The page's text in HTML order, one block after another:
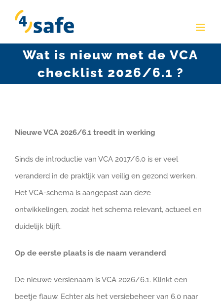
content
Wat is nieuw met de VCA
checklist 2026/6.1 ?
Nieuwe VCA 2026/6.1 treedt in werking
Sinds de introductie van VCA 2017/6.0 is er veel
veranderd in de praktijk van veilig en gezond werken.
Het VCA-schema is aangepast aan deze
ontwikkelingen, zodat het schema relevant, actueel en
duidelijk blijft.
Op de eerste plaats is de naam veranderd
De nieuwe versienaam is VCA 2026/6.1. Klinkt een
beetje flauw. Echter als het versiebeheer van 6.0 naar